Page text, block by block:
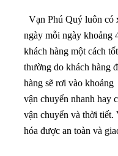
Vạn Phú Quý luôn có
ngày mỗi ngày
khách hàng một cách
thường do khách hàng
hàng sẽ rơi vào
vận chuyển nhanh hay
vận chuyển và thời tiết.
hóa được an toàn và